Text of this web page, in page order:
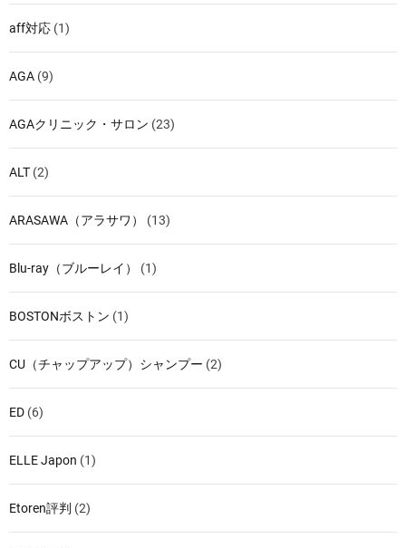
aff対応 (1)
AGA (9)
AGAクリニック・サロン (23)
ALT (2)
ARASAWA（アラサワ） (13)
Blu-ray（ブルーレイ） (1)
BOSTONボストン (1)
CU（チャップアップ）シャンプー (2)
ED (6)
ELLE Japon (1)
Etoren評判 (2)